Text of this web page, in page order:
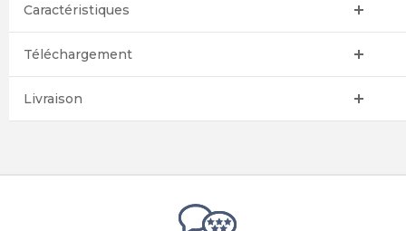
Caractéristiques
Téléchargement
Livraison